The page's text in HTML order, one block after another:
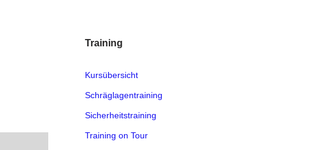
Training
Kursübersicht
Schräglagentraining
Sicherheitstraining
Training on Tour